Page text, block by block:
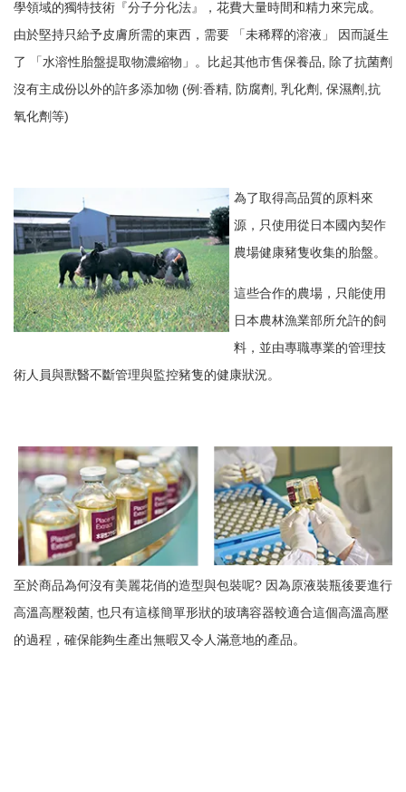
學領域的獨特技術『分子分化法』，花費大量時間和精力來完成。
由於堅持只給予皮膚所需的東西，需要 「未稀釋的溶液」 因而誕生
了 「水溶性胎盤提取物濃縮物」。比起其他市售保養品, 除了抗菌劑
沒有主成份以外的許多添加物 (例:香精, 防腐劑, 乳化劑, 保濕劑,抗
氧化劑等)
為了取得高品質的原料來
源，只使用從日本國內契作
農場健康豬隻收集的胎盤。
這些合作的農場，只能使用
日本農林漁業部所允許的飼
料，並由專職專業的管理技
術人員與獸醫不斷管理與監控豬隻的健康狀況。
至於商品為何沒有美麗花俏的造型與包裝呢? 因為原液裝瓶後要進行
高溫高壓殺菌, 也只有這樣簡單形狀的玻璃容器較適合這個高溫高壓
的過程，確保能夠生產出無暇又令人滿意地的產品。